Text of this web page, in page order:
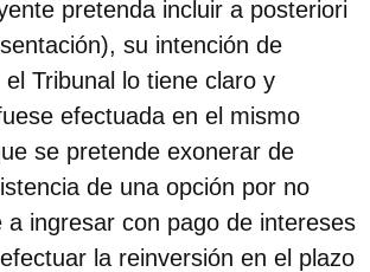
pretenda incluir a posteriori
su intención de
Tribunal lo tiene claro y
efectuada en el mismo
se pretende exonerar de
de una opción por no
ingresar con pago de intereses
la reinversión en el plazo